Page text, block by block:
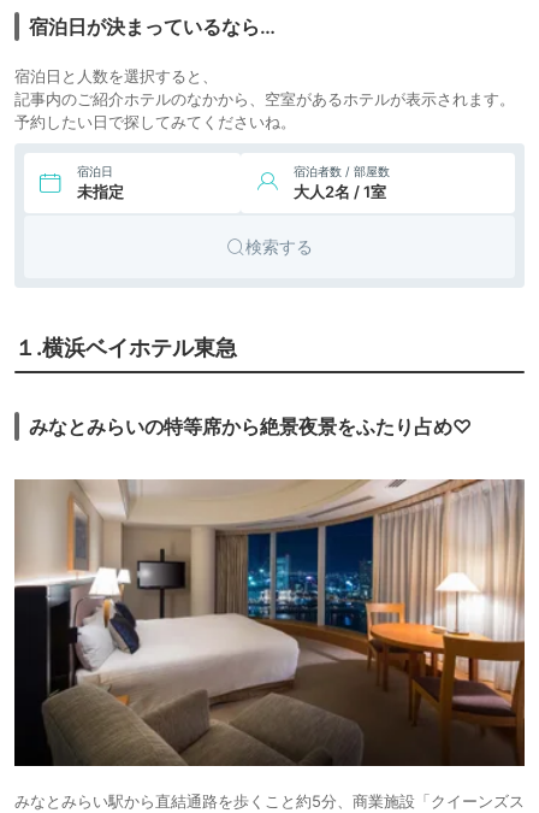
宿泊日が決まっているなら…
宿泊日と人数を選択すると、
記事内のご紹介ホテルのなかから、空室があるホテルが表示されます。
予約したい日で探してみてくださいね。
宿泊日
未指定
宿泊者数 / 部屋数
大人2名 / 1室
検索する
１.横浜ベイホテル東急
みなとみらいの特等席から絶景夜景をふたり占め♡
みなとみらい駅から直結通路を歩くこと約5分、商業施設「クイーンズス